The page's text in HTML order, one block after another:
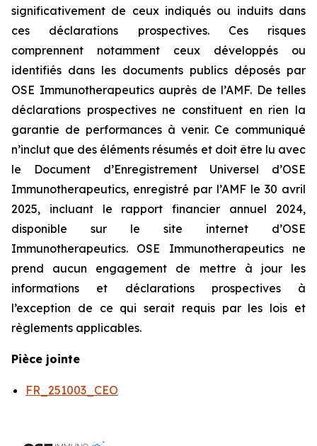
significativement de ceux indiqués ou induits dans
ces déclarations prospectives. Ces risques
comprennent notamment ceux développés ou
identifiés dans les documents publics déposés par
OSE Immunotherapeutics auprès de l’AMF. De telles
déclarations prospectives ne constituent en rien la
garantie de performances à venir. Ce communiqué
n’inclut que des éléments résumés et doit être lu avec
le Document d’Enregistrement Universel d’OSE
Immunotherapeutics, enregistré par l’AMF le 30 avril
2025, incluant le rapport financier annuel 2024,
disponible sur le site internet d’OSE
Immunotherapeutics. OSE Immunotherapeutics ne
prend aucun engagement de mettre à jour les
informations et déclarations prospectives à
l’exception de ce qui serait requis par les lois et
règlements applicables.
Pièce jointe
FR_251003_CEO